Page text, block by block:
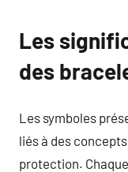
Les
des
Les symboles
liés à des
protection.